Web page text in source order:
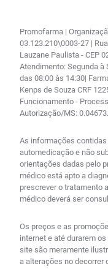
Promofarma |
03.123.210\0003-27 |
Lauzane Paulista - CEP
Atendimento: Segunda à
das 08:00 às 14:30|
Kenps de Souza CRF
Funcionamento -
Autorização/MS:
As informações
automedicação e não
orientações dadas pelo
médico está apto a
prescrever o tratamento
médico deverá ser
Os preços e as
internet e até durarem
site são meramente
a alterações no decorrer